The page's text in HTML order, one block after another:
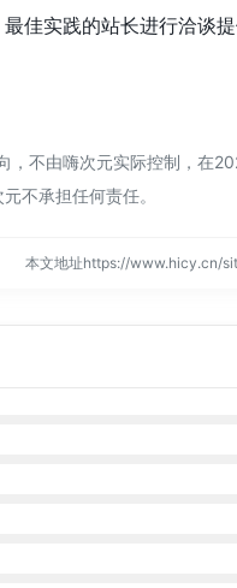
佳实践的站长进行洽谈提
，不由嗨次元实际控制，在
不承担任何责任。
本文地址https://www.hicy.cn/